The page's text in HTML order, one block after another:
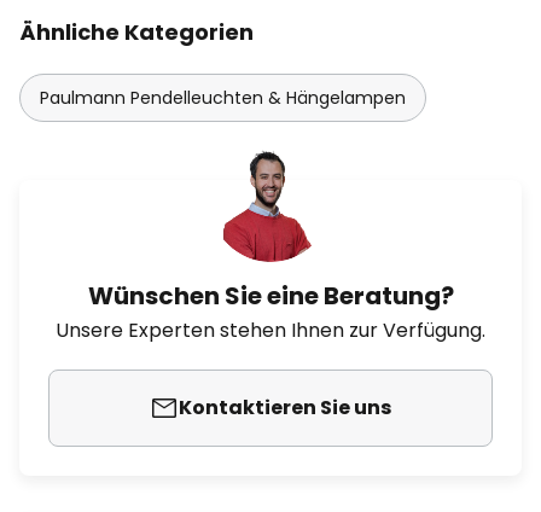
Ähnliche Kategorien
Paulmann Pendelleuchten & Hängelampen
Wünschen Sie eine Beratung?
Unsere Experten stehen Ihnen zur Verfügung.
Kontaktieren Sie uns